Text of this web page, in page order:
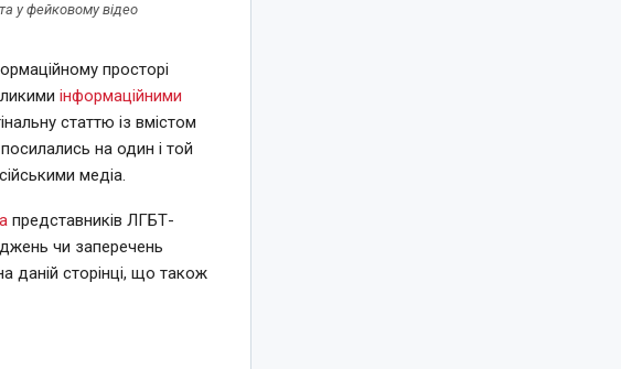
та у фейковому відео
просторі
інформаційними
статтю із вмістом
на один і той
медіа.
представників ЛГБТ-
чи заперечень
даній сторінці, що також